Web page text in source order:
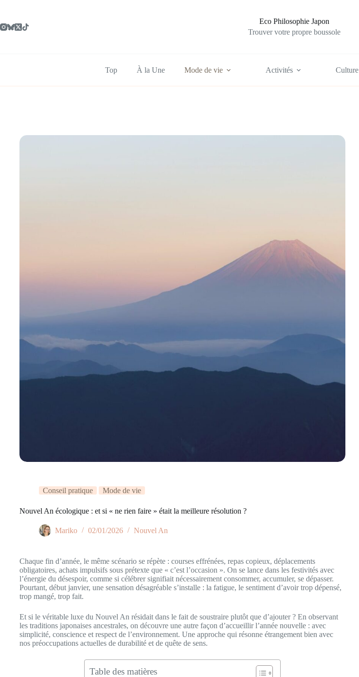
Eco Philosophie Japon
Trouver votre propre boussole
Top À la Une Mode de vie Activités Culture
Conseil pratique Mode de vie
Nouvel An écologique : et si « ne rien faire » était la meilleure résolution ?
Mariko 02/01/2026 Nouvel An
Chaque fin d’année, le même scénario se répète : courses effrénées, repas copieux, déplacements
obligatoires, achats impulsifs sous prétexte que « c’est l’occasion ». On se lance dans les festivités avec
l’énergie du désespoir, comme si célébrer signifiait nécessairement consommer, accumuler, se dépasser.
Pourtant, début janvier, une sensation désagréable s’installe : la fatigue, le sentiment d’avoir trop dépensé,
trop mangé, trop fait.
Et si le véritable luxe du Nouvel An résidait dans le fait de soustraire plutôt que d’ajouter ? En observant
les traditions japonaises ancestrales, on découvre une autre façon d’accueillir l’année nouvelle : avec
simplicité, conscience et respect de l’environnement. Une approche qui résonne étrangement bien avec
nos préoccupations actuelles de durabilité et de quête de sens.
Table des matières